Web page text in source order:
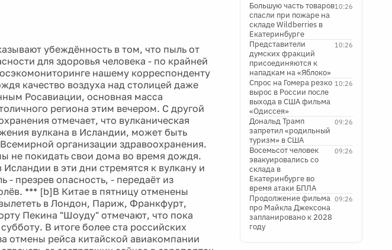
убеждённость в том, что пыль от
для здоровья человека - по крайней
нашему корреспонденту
качество воздуха над столицей даже
Росавиации, основная масса
региона этим вечером. С другой
отмечает, что вулканическая
вулкана в Исландии, может быть
организации здравоохранения.
не покидать свои дома во время дождя.
в эти дни стремятся к вулкану и
презрев опасность, - передаёт из
*** [b]В Китае в пятницу отменены
в Лондон, Париж, Франкфурт,
Пекина "Шоуду" отмечают, что пока
В итоге более ста российских
отмены рейса китайской авиакомпании
10:26
Большую часть товаров
спасли при пожаре на
складе Wildberries в
Екатеринбурге
10:26
Представители
думских фракций
присоединяются к
нападкам на «Яблоко»
10:26
Спрос на Гомера резко
вырос в России после
выхода в США фильма
«Одиссея»
09:26
Дональд Трамп
запретил «родильный
туризм» в США
09:26
Восемьсот человек
эвакуировались со
склада в
Екатеринбурге во
время атаки БПЛА
09:26
Продолжение фильма
про Майкла Джексона
запланировано к 2028
году